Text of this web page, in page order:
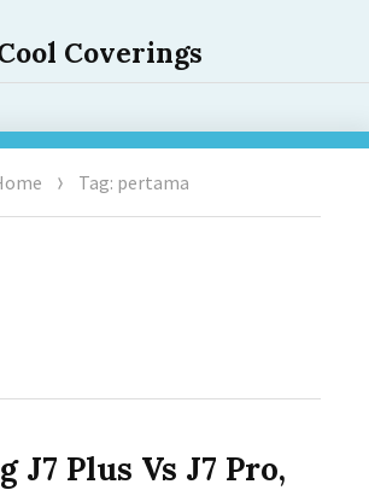
Coverings
Tag: pertama
J7 Plus Vs J7 Pro,